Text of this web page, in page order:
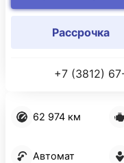
62 974 км
Автомат
Рассрочка
+7 (3812)